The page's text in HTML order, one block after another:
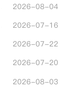
2026-08-04
2026-07-16
2026-07-22
2026-07-20
2026-08-03